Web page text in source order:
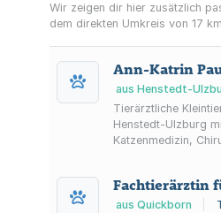
Wir zeigen dir hier zusätzlich
dem direkten Umkreis von 17
Ann-Katrin
aus Henstedt-
Tierärztliche
Henstedt-Ulzburg
Katzenmedizin,
Notfällen.
aus Quickborn